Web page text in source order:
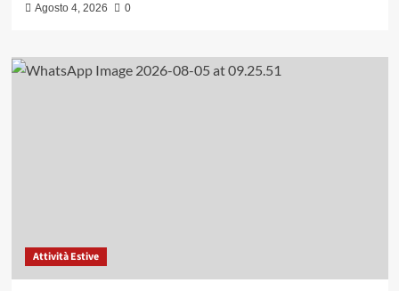
Agosto 4, 2026 0
Attività Estive